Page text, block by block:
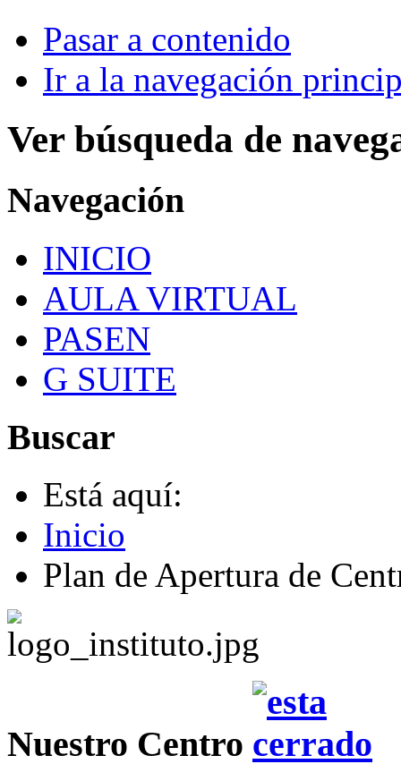
Pasar a contenido
Ir a la navegación
Ver búsqueda de
Navegación
INICIO
AULA VIRTUAL
PASEN
G SUITE
Buscar
Está aquí:
Inicio
Plan de Apertura de
Nuestro Centro